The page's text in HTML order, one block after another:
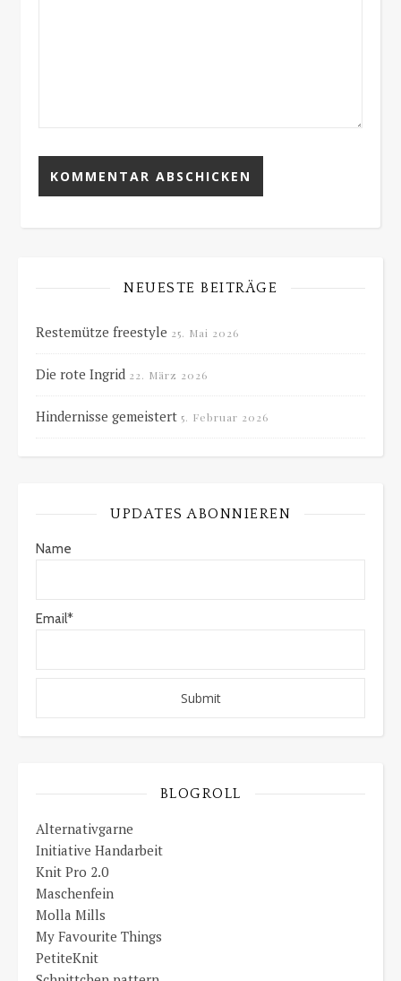
NEUESTE BEITRÄGE
Restemütze freestyle 25. Mai 2026
Die rote Ingrid 22. März 2026
Hindernisse gemeistert 5. Februar 2026
UPDATES ABONNIEREN
Name
Email*
BLOGROLL
Alternativgarne
Initiative Handarbeit
Knit Pro 2.0
Maschenfein
Molla Mills
My Favourite Things
PetiteKnit